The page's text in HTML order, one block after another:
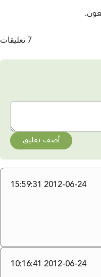
7 تعليقات
أضف تعليق
2012-06-24 15:59:31
2012-06-24 10:16:41